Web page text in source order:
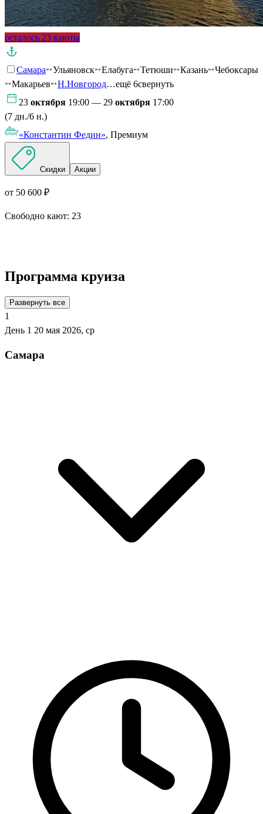
осталось 23 каюты
Самара Ульяновск Елабуга Тетюши Казань
Чебоксары
Макарьев
Н.Новгород…ещё 6свернуть
23 октября 19:00 — 29 октября 17:00
(7 дн./6 н.)
«Константин Федин», Премиум
Скидки Акции
от 50 600 ₽
Свободно кают: 23
Программа круиза
Развернуть все
1
День 1 20 мая 2026, ср
Самара